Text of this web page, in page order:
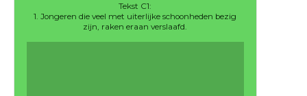
Tekst C1:
1. Jongeren die veel met uiterlijke schoonheden bezig
zijn, raken eraan verslaafd.